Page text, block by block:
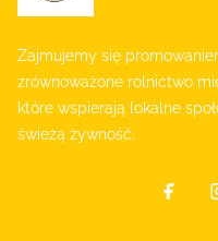
Zajmujemy się
zrównoważone rolnictwo
które wspierają lokalne
świeżą żywność.